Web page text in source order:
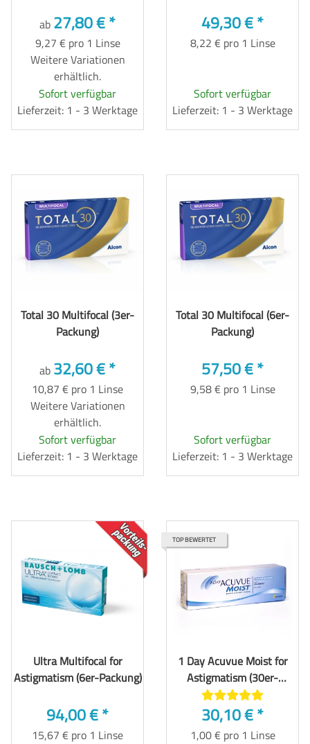
ab 27,80 €*
9,27 € pro 1 Linse
Weitere Variationen
erhältlich.
Sofort verfügbar
Lieferzeit: 1 - 3 Werktage
49,30 €*
8,22 € pro 1 Linse
Sofort verfügbar
Lieferzeit: 1 - 3 Werktage
Total 30 Multifocal (3er-
Packung)
ab 32,60 €*
10,87 € pro 1 Linse
Weitere Variationen
erhältlich.
Sofort verfügbar
Lieferzeit: 1 - 3 Werktage
Total 30 Multifocal (6er-
Packung)
57,50 €*
9,58 € pro 1 Linse
Sofort verfügbar
Lieferzeit: 1 - 3 Werktage
TOP
Ultra Multifocal for
Astigmatism (6er-Packung)
94,00 €*
15,67 € pro 1 Linse
TOP BEWERTET
1 Day Acuvue Moist for
Astigmatism (30er-
Packung)
30,10 €*
1,00 € pro 1 Linse